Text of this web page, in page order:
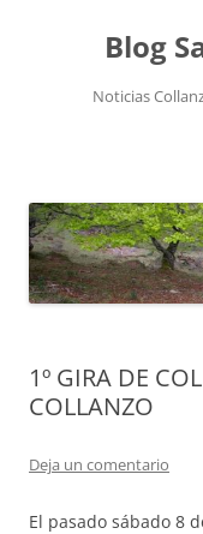
contenidoBlog
Noticias
1º GIRA DE
COLLANZO
Deja un comentario
El pasado sábado 8